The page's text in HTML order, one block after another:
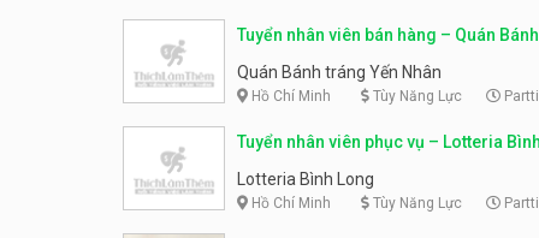
Tuyển nhân viên bán hàng – Quán
Yến Nhân
Quán Bánh tráng Yến Nhân
Hồ Chí Minh Tùy Năng Lực
Tuyển nhân viên phục vụ – Lotteria
Lotteria Bình Long
Hồ Chí Minh Tùy Năng Lực